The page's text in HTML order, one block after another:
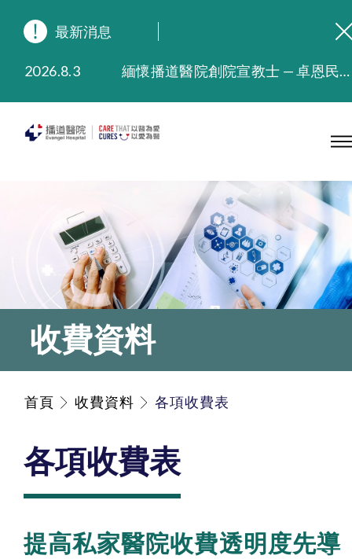
最新消息
2026.8.3
2026.3.20
晚間門診服務延長至晚上11時
2025.8.4
播道醫院體檢服務獲客戶正面評價
收費資料
首頁 收費資料 各項收費表
各項收費表
提高私家醫院收費透明度先導